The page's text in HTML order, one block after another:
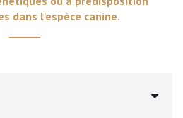
dans l'espèce canine.